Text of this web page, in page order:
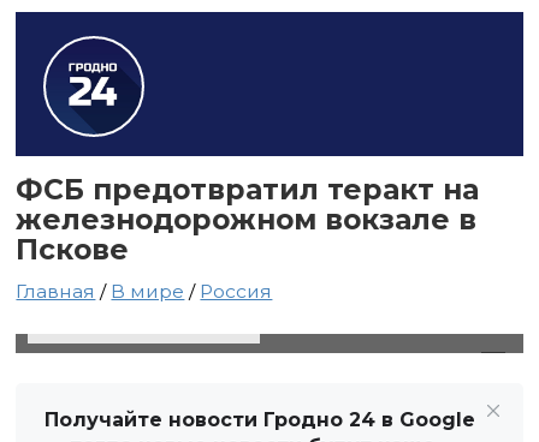
ФСБ предотвратил теракт на
железнодорожном вокзале в
Пскове
Главная / В мире / Россия
Получайте новости Гродно 24 в Google